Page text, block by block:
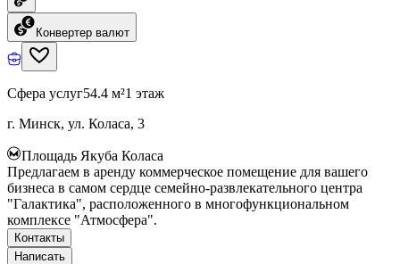
Конвертер валют
Сфера услуг54.4 м²1 этаж
г. Минск, ул. Коласа, 3
Площадь Якуба Коласа
Предлагаем в аренду коммерческое помещение для вашего
бизнеса в самом сердце семейно-развлекательного центра
"Галактика", расположенного в многофункциональном
комплексе "Атмосфера".
Контакты
Написать